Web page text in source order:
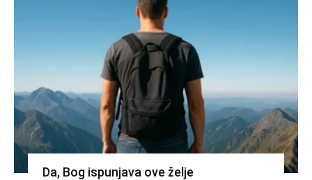
Da, Bog ispunjava ove želje